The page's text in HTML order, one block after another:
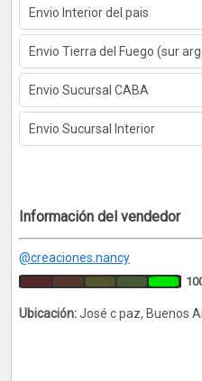
Envio Interior del pais
Envio Tierra del Fuego (sur
Envio Sucursal CABA
Envio Sucursal Interior
Información del vendedor
@creaciones.nancy
Ubicación:José c paz, Buenos